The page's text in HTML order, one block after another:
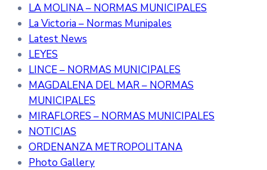
LA MOLINA – NORMAS MUNICIPALES
La Victoria – Normas Munipales
Latest News
LEYES
LINCE – NORMAS MUNICIPALES
MAGDALENA DEL MAR – NORMAS
MUNICIPALES
MIRAFLORES – NORMAS MUNICIPALES
NOTICIAS
ORDENANZA METROPOLITANA
Photo Gallery